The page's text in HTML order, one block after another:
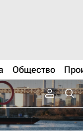
Общество